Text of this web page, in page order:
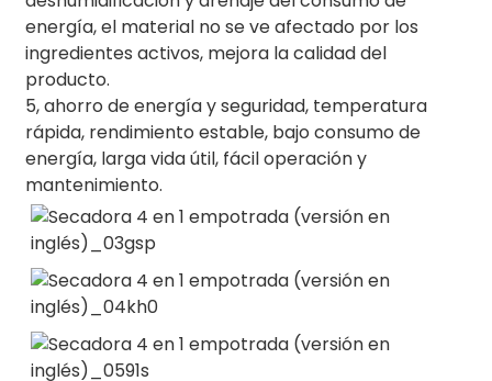
energía, el material no se ve afectado por los
ingredientes activos, mejora la calidad del
producto.
5, ahorro de energía y seguridad, temperatura
rápida, rendimiento estable, bajo consumo de
energía, larga vida útil, fácil operación y
mantenimiento.